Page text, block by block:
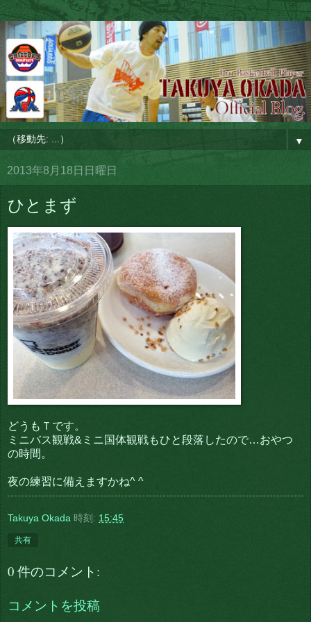
▼
2013年8月18日日曜日
ひとまず
どうもＴです。
ミニバス観戦&ミニ国体観戦もひと段落したので…おやつ
の時間。
夜の練習に備えますかね^ ^
Takuya Okada 時刻: 15:45
共有
0 件のコメント:
コメントを投稿